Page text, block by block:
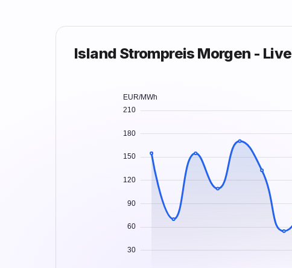
Island Strompreis Morgen - Live